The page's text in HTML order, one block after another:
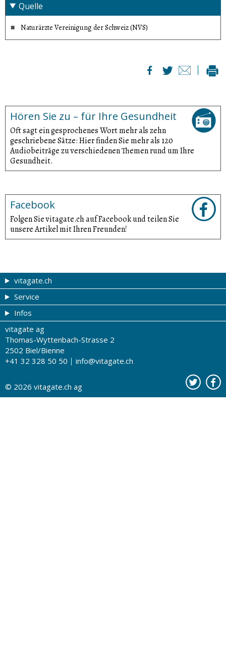
Quelle
Naturärzte Vereinigung der Schweiz (NVS)
Hören Sie zu – für Ihre Gesundheit
Oft sagt ein gesprochenes Wort mehr als zehn
geschriebene Sätze: Hier finden Sie mehr als 120
Audiobeiträge zu verschiedenen Themen rund um Ihre
Gesundheit.
Facebook
Folgen Sie vitagate.ch auf Facebook und teilen Sie
unsere Artikel mit Ihren Freunden!
vitagate.ch
Gesund & schön
Themen von A-Z
Therapien von A-Z
Gesundheit zum Hören
Gesundheitstests
Service
Gutscheine
Drogistenstern
Drogeriesuche
Partner-Drogerien
Kontakt
Infos
Impressum
Über uns
Nutzungsbestimmungen
Werbung auf vitagate.ch
vitagate ag
Thomas-Wyttenbach-Strasse 2
2502 Biel/Bienne
+41 32 328 50 50
info@vitagate.ch
© 2026 vitagate.ch ag